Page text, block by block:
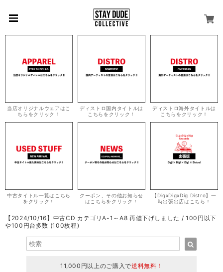
当店オリジナルウェアはこ
ちらをクリック！
ディストロ国内タイトルは
こちらをクリック！
ディストロ海外タイトルは
こちらをクリック！
中古タイトル一覧はこちら
をクリック！
クーポン、その他お知らせ
はこちらをクリック！
【DigxDigxDig Distro】一
時出張出店はこちら！
【2024/10/16】中古CD カテゴリA-1～A8 再値下げしました / 100円以下
や100円台多数 (100枚程)
11,000円以上のご購入で送料無料！